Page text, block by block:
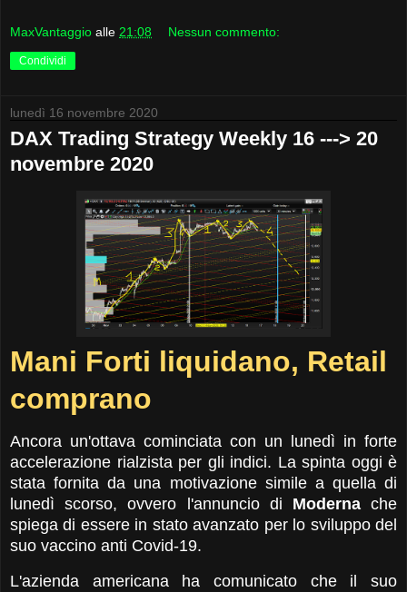
MaxVantaggio alle 21:08 Nessun commento:
Condividi
lunedì 16 novembre 2020
DAX Trading Strategy Weekly 16 ---> 20
novembre 2020
Mani Forti liquidano, Retail
comprano
Ancora un'ottava cominciata con un lunedì in forte
accelerazione rialzista per gli indici. La spinta oggi è
stata fornita da una motivazione simile a quella di
lunedì scorso, ovvero l'annuncio di Modernache
spiega di essere in stato avanzato per lo sviluppo del
suo vaccino anti Covid-19.
L'azienda americana ha comunicato che il suo